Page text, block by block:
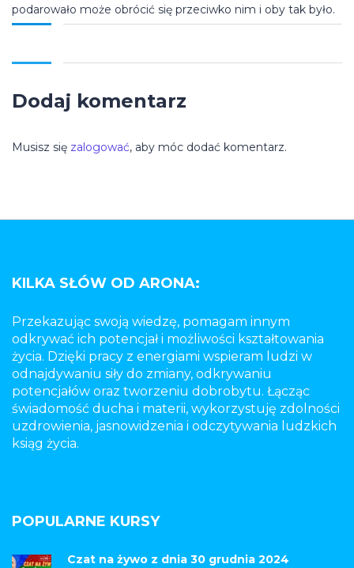
podarowało może obrócić się przeciwko nim i oby tak było.
Dodaj komentarz
Musisz się zalogować, aby móc dodać komentarz.
KILKA SŁÓW OD ARONA:
Przekazując swoją wiedzę, pomagam innym
odkrywać ich potencjał i możliwości kształtowania
życia. Dzięki pracy z energiami wspieram ludzi w
odnajdywaniu siły do zmiany, odkrywaniu
potencjałów oraz tworzeniu dobrobytu. Łącząc
świadomość ducha i materii, wykorzystuję zdolności
uzdrowienia, jasnowidzenia i odczytywania ludzkich
ksiąg życia.
POPULARNE KURSY
Czat na żywo z dnia 30 grudnia 2024